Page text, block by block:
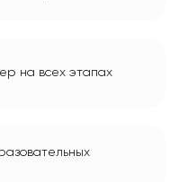
на всех этапах